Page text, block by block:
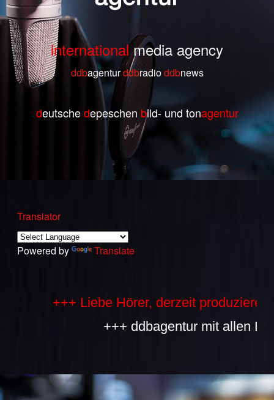
internationalmedia agency
ddbagenturddbradioddbnews
deutschedepeschen bild- und tonagentur
Translator
Powered by Translate
+++ Liebe Hörer, derzeit produzieren
+++ ddbagentur mit allen